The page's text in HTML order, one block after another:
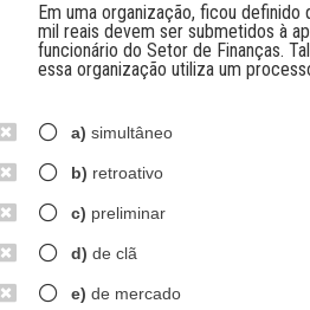
Em uma organização, ficou definido
mil reais devem ser submetidos à
funcionário do Setor de Finanças.
essa organização utiliza um
a) simultâneo
b) retroativo
c) preliminar
d) de clã
e) de mercado